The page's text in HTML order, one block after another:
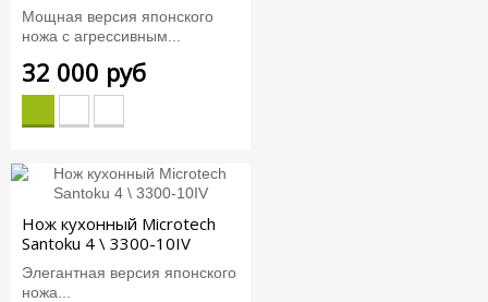
Мощная версия японского
ножа с агрессивным...
32 000 руб
Нож кухонный Microtech
Santoku 4 \ 3300-10IV
Элегантная версия японского
ножа...